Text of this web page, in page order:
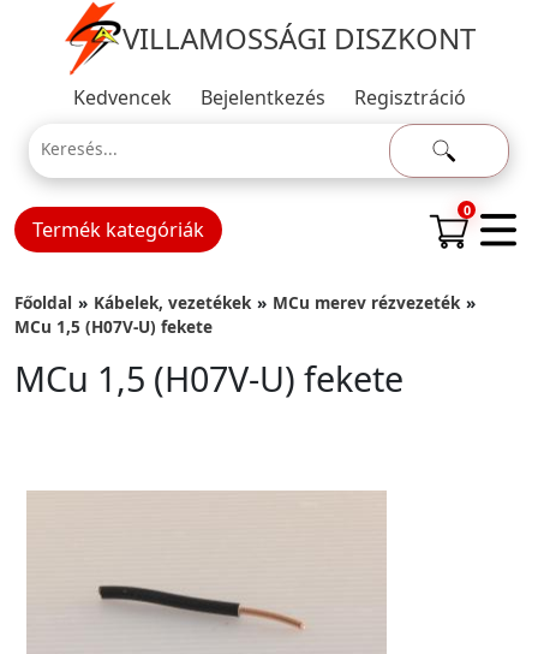
VILLAMOSSÁGI DISZKONT
Kedvencek Bejelentkezés Regisztráció
Termék kategóriák
0
Főoldal Kábelek, vezetékek
MCu merev rézvezeték
MCu 1,5 (H07V-U) fekete
MCu 1,5 (H07V-U) fekete